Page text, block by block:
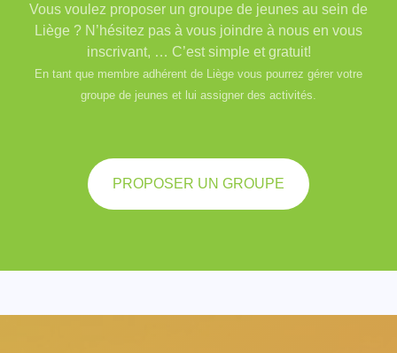
Vous voulez proposer un groupe de jeunes au sein de
Liège ? N’hésitez pas à vous joindre à nous en vous
inscrivant, … C’est simple et gratuit!
En tant que membre adhérent de Liège vous pourrez gérer votre
groupe de jeunes et lui assigner des activités.
PROPOSER UN GROUPE